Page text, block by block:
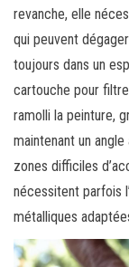
revanche, elle
qui peuvent
toujours dans un
cartouche pour
ramolli la peinture,
maintenant un
zones difficiles
nécessitent parfois
métalliques